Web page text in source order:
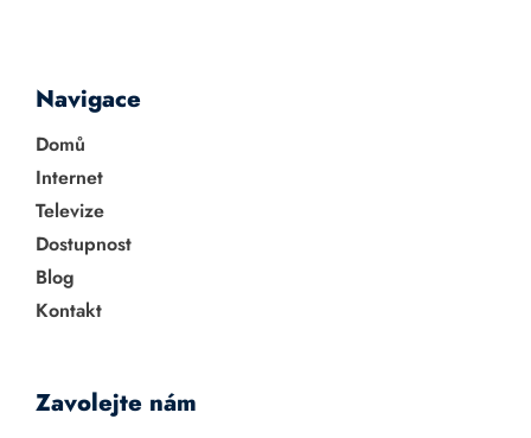
Navigace
Domů
Internet
Televize
Dostupnost
Blog
Kontakt
Zavolejte nám